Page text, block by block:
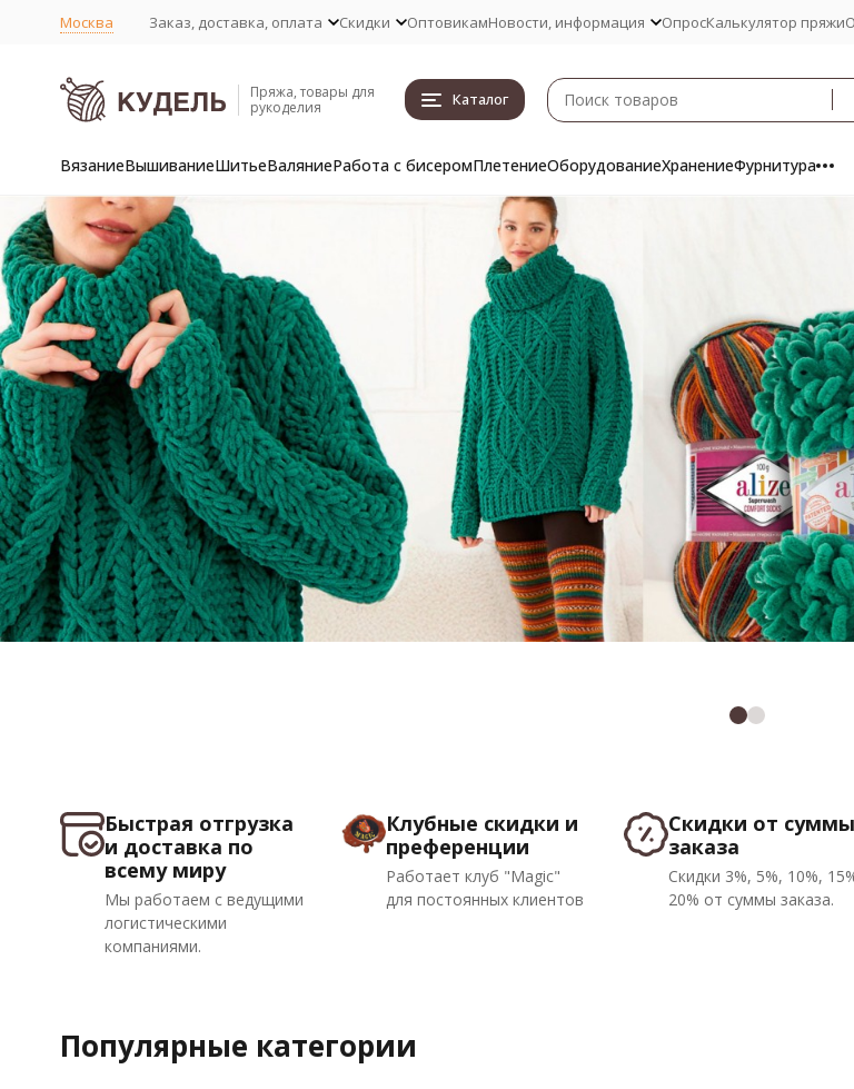
Москва Заказ, доставка, оплата Скидки ОптовикамНовости, информация ОпросКалькулятор пряжи
Пряжа, товары для
рукоделия
Каталог
ВязаниеВышиваниеШитьеВаляниеРабота с бисеромПлетениеОборудованиеХранениеФурнитура
Быстрая отгрузка
и доставка по
всему миру
Мы работаем с ведущими
логистическими
компаниями.
Клубные скидки и
преференции
Работает клуб "Magic"
для постоянных клиентов
Скидки от суммы
заказа
Скидки 3%, 5%, 10%,
20% от суммы заказа.
Популярные категории